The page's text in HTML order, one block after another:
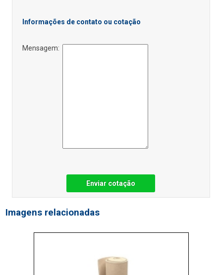
Informações de contato ou cotação
Mensagem:
Enviar cotação
Imagens relacionadas